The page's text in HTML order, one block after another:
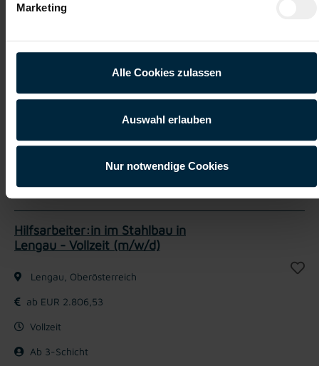
Marketing
Alle Cookies zulassen
Auswahl erlauben
Nur notwendige Cookies
Vollzeitarbeitsplatz
Bewirb dich jetzt!
Jetzt bewerben
Hilfsarbeiter:in im Stahlbau in
Lengau - Vollzeit (m/w/d)
Lengau, Oberösterreich
ab EUR 2.806,53
Vollzeit
Ab 3-Schicht